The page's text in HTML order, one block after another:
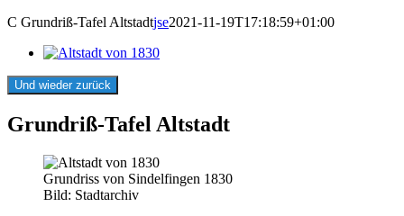
C Grundriß-Tafel Altstadtjse2021-11-19T17:18:59+01:00
Und wieder zurück
Grundriß-Tafel Altstadt
Grundriss von Sindelfingen 1830
Bild: Stadtarchiv